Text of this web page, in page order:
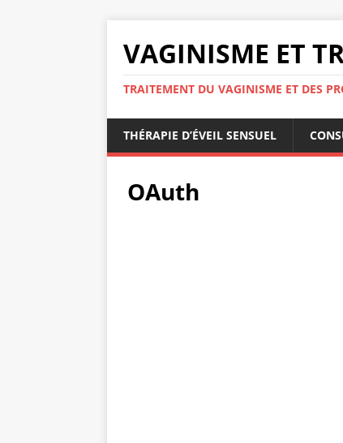
VAGINISME ET
TRAITEMENT DU VAGINISME ET DES
THÉRAPIE D’ÉVEIL SENSUEL
OAuth